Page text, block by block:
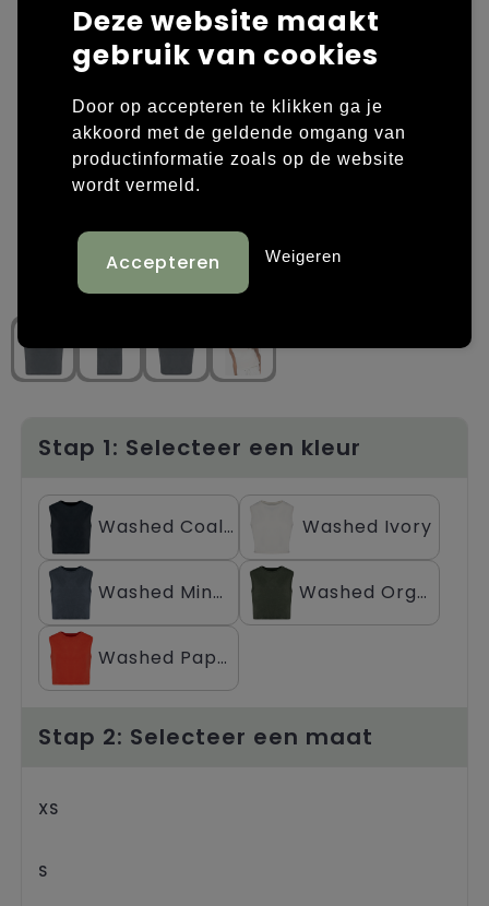
Laptop hoezen en tassen
Papieren tassen
Promotietassen
Reistassen
Rugzakken
Schoudertassen
Tassen voor sport
Trolleys
Overige kleding
Sweaters bedrukken
T-shirts bedrukken
Vesten bedrukken
Schoenen bedrukken
Stap 1: Selecteer een kleur
Washed Coal Grey Washed Ivory
Washed Mineral Grey Washed Organic Khaki
Washed Paprika
Stap 2: Selecteer een maat
XS
S
Deze website maakt
gebruik van cookies
Door op accepteren te klikken ga je
akkoord met de geldende omgang van
productinformatie zoals op de website
wordt vermeld.
Weigeren